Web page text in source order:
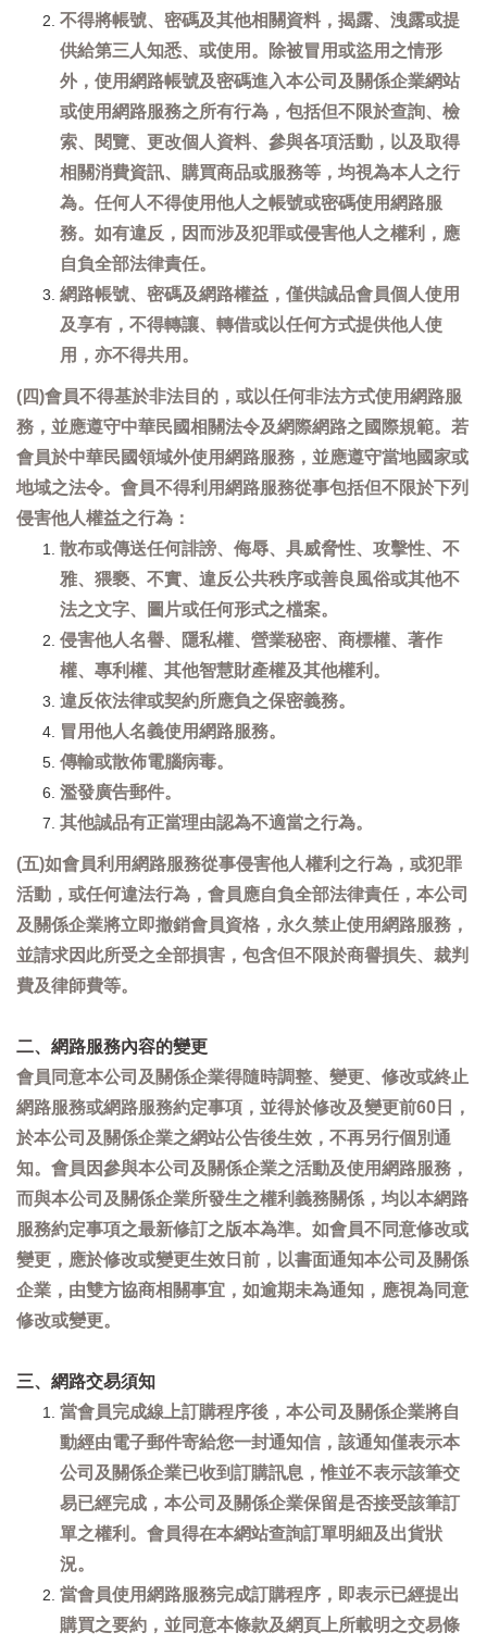
不得將帳號、密碼及其他相關資料，揭露、洩露或提
供給第三人知悉、或使用。除被冒用或盜用之情形
外，使用網路帳號及密碼進入本公司及關係企業網站
或使用網路服務之所有行為，包括但不限於查詢、檢
索、閱覽、更改個人資料、參與各項活動，以及取得
相關消費資訊、購買商品或服務等，均視為本人之行
為。任何人不得使用他人之帳號或密碼使用網路服
務。如有違反，因而涉及犯罪或侵害他人之權利，應
自負全部法律責任。
網路帳號、密碼及網路權益，僅供誠品會員個人使用
及享有，不得轉讓、轉借或以任何方式提供他人使
用，亦不得共用。
(四)會員不得基於非法目的，或以任何非法方式使用網路服
務，並應遵守中華民國相關法令及網際網路之國際規範。若
會員於中華民國領域外使用網路服務，並應遵守當地國家或
地域之法令。會員不得利用網路服務從事包括但不限於下列
侵害他人權益之行為：
散布或傳送任何誹謗、侮辱、具威脅性、攻擊性、不
雅、猥褻、不實、違反公共秩序或善良風俗或其他不
法之文字、圖片或任何形式之檔案。
侵害他人名譽、隱私權、營業秘密、商標權、著作
權、專利權、其他智慧財產權及其他權利。
違反依法律或契約所應負之保密義務。
冒用他人名義使用網路服務。
傳輸或散佈電腦病毒。
濫發廣告郵件。
其他誠品有正當理由認為不適當之行為。
(五)如會員利用網路服務從事侵害他人權利之行為，或犯罪
活動，或任何違法行為，會員應自負全部法律責任，本公司
及關係企業將立即撤銷會員資格，永久禁止使用網路服務，
並請求因此所受之全部損害，包含但不限於商譽損失、裁判
費及律師費等。
二、網路服務內容的變更
會員同意本公司及關係企業得隨時調整、變更、修改或終止
網路服務或網路服務約定事項，並得於修改及變更前60日，
於本公司及關係企業之網站公告後生效，不再另行個別通
知。會員因參與本公司及關係企業之活動及使用網路服務，
而與本公司及關係企業所發生之權利義務關係，均以本網路
服務約定事項之最新修訂之版本為準。如會員不同意修改或
變更，應於修改或變更生效日前，以書面通知本公司及關係
企業，由雙方協商相關事宜，如逾期未為通知，應視為同意
修改或變更。
三、網路交易須知
當會員完成線上訂購程序後，本公司及關係企業將自
動經由電子郵件寄給您一封通知信，該通知僅表示本
公司及關係企業已收到訂購訊息，惟並不表示該筆交
易已經完成，本公司及關係企業保留是否接受該筆訂
單之權利。會員得在本網站查詢訂單明細及出貨狀
況。
當會員使用網路服務完成訂購程序，即表示已經提出
購買之要約，並同意本條款及網頁上所載明之交易條